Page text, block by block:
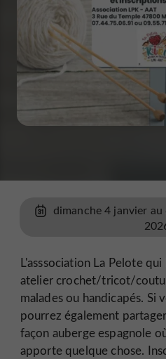
dimanche 4 janvier
L'asssociation La Pelote
atelier crochet/tricot/
malades ou handicapés. Si
pourrez également
façon auberge espagnole
apporte quelque chose.